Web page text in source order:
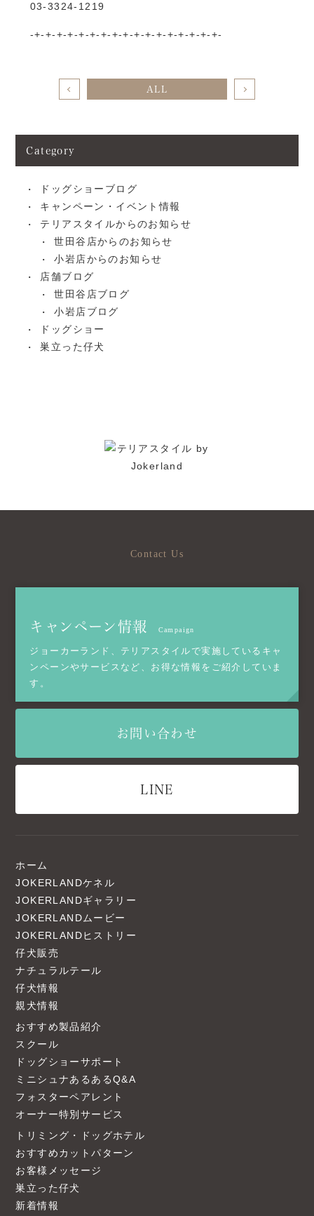
03-3324-1219
-+-+-+-+-+-+-+-+-+-+-+-+-+-+-+-+-+-
ALL
Category
ドッグショーブログ
キャンペーン・イベント情報
テリアスタイルからのお知らせ
世田谷店からのお知らせ
小岩店からのお知らせ
店舗ブログ
世田谷店ブログ
小岩店ブログ
ドッグショー
巣立った仔犬
Contact Us
キャンペーン情報 Campaign
ジョーカーランド、テリアスタイルで実施しているキャ
ンペーンやサービスなど、お得な情報をご紹介していま
す。
お問い合わせ
LINE
ホーム
JOKERLANDケネル
JOKERLANDギャラリー
JOKERLANDムービー
JOKERLANDヒストリー
仔犬販売
ナチュラルテール
仔犬情報
親犬情報
おすすめ製品紹介
スクール
ドッグショーサポート
ミニシュナあるあるQ&A
フォスターペアレント
オーナー特別サービス
トリミング・ドッグホテル
おすすめカットパターン
お客様メッセージ
巣立った仔犬
新着情報